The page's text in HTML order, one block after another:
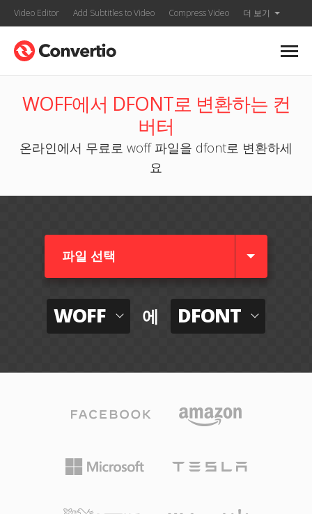
Video Editor Add Subtitles to Video Compress Video 더 보기
WOFF에서 DFONT로 변환하는 컨
버터
온라인에서 무료로 woff 파일을 dfont로 변환하세
요
파일 선택
WOFF 에 DFONT